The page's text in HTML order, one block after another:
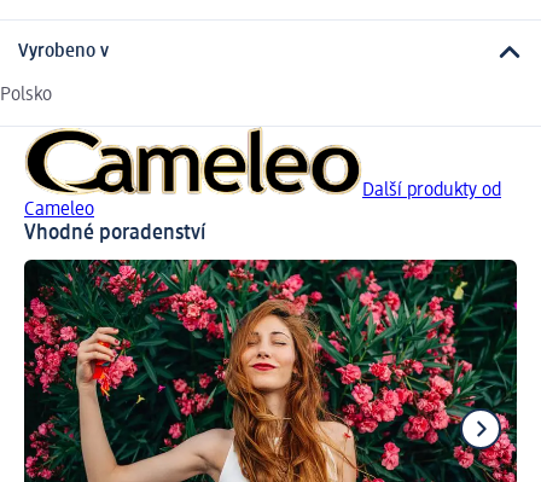
Vyrobeno v
Polsko
Další produkty od
Cameleo
Vhodné poradenství